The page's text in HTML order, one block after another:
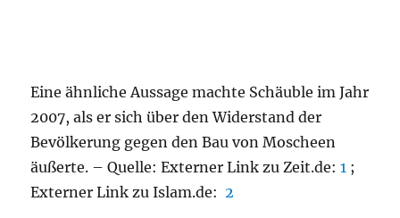
Eine ähnliche Aussage machte Schäuble im Jahr
2007, als er sich über den Widerstand der
Bevölkerung gegen den Bau von Moscheen
äußerte. – Quelle: Externer Link zu Zeit.de:1 ;
Externer Link zu Islam.de:2